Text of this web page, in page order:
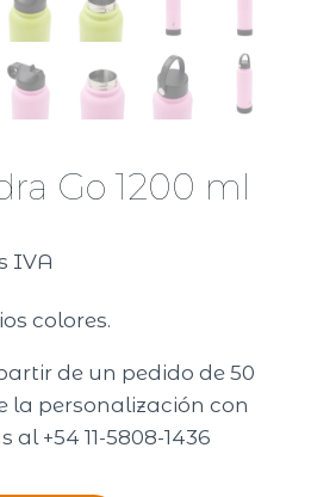
Go 1200 ml
IVA
colores.
de un pedido de 50
la personalización con
al +54 11-5808-1436